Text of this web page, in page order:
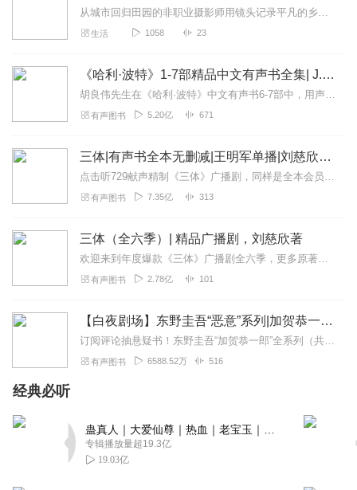
从城市回归田园的非职业摄影师用镜头记录平凡的乡村生活！
生活 1058 23
《哈利·波特》1-7部精品中文有声书全集| J.K.罗琳原著，光合积木演播
胡良伟先生在《哈利·波特》中文有声书6-7部中，用声音带领着大家继续魔法之旅。为保证作品的一致性，给大家带来完整的魔法体验，我们与版权方PottermoreP...
有声图书 5.20亿 671
三体|有声书全本无删减|王明军单播|刘慈欣原著
点击听729献声精制《三体》广播剧，同样是全本会员免费畅听，快来感受声音大戏的魅力！【购买须知】1、本作品部分集数为免费试听。2、版权归原作者所有，严禁翻录成任...
有声图书 7.35亿 313
三体（全六季）| 精品广播剧，刘慈欣著
欢迎来到年度爆款《三体》广播剧全六季，更多原著细节，全集畅听！【购买须知】1、本作品为付费广播剧《三体（全六季）》，定价198元，购买成功后即可收听。VIP会员...
有声图书 2.78亿 101
【白夜剧场】东野圭吾“恶意”系列|加贺恭一郎全11部
订阅评论抽悬疑书！东野圭吾“加贺恭一郎”全系列（共11部）11.30正式上线白夜剧场，第一部《祈祷落幕时》率先发布！即日起～12.20日24点前，专辑评论点赞...
有声图书 6588.52万 516
经典必听
专辑播放量超19.3亿
19.03亿